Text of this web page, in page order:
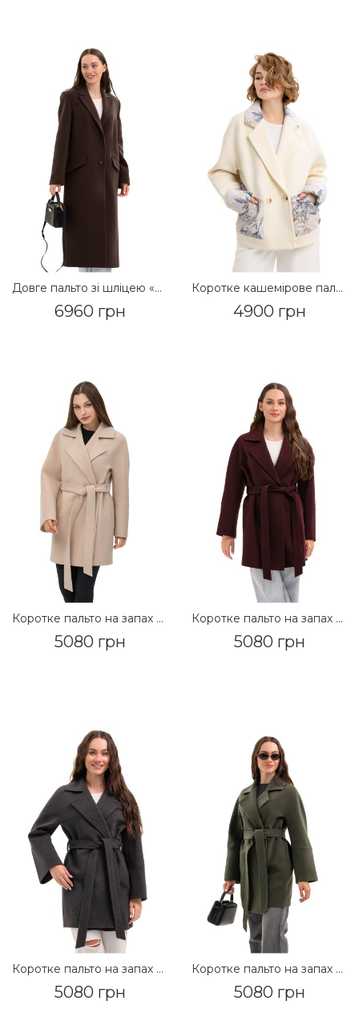
Довге пальто зі шліцею «Місті» шоколад
6960 грн
Коротке кашемірове пальто з принтом «Леоні» молоко-Квіти
4900 грн
Коротке пальто на запах «Ема» бежевий
5080 грн
Коротке пальто на запах «Ема» бургунді
5080 грн
Коротке пальто на запах «Ема» графіт
5080 грн
Коротке пальто на запах «Ема» оливковий
5080 грн